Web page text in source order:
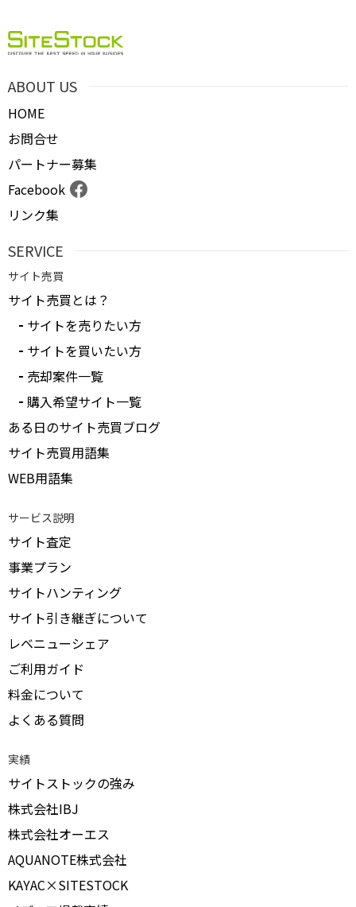
ABOUT US
HOME
お問合せ
パートナー募集
Facebook
リンク集
SERVICE
サイト売買
サイト売買とは？
サイトを売りたい方
サイトを買いたい方
売却案件一覧
購入希望サイト一覧
ある日のサイト売買ブログ
サイト売買用語集
WEB用語集
サービス説明
サイト査定
事業プラン
サイトハンティング
サイト引き継ぎについて
レベニューシェア
ご利用ガイド
料金について
よくある質問
実績
サイトストックの強み
株式会社IBJ
株式会社オーエス
AQUANOTE株式会社
KAYAC×SITESTOCK